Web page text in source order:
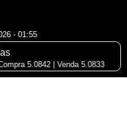
- 01:55
5.0842 | Venda 5.0833